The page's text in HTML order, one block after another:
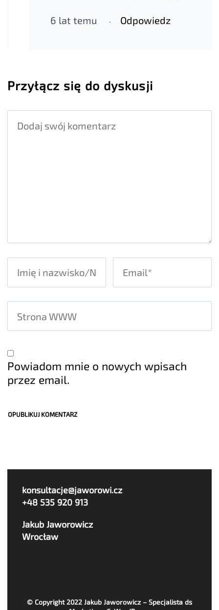
6 lat temu Odpowiedz
Przyłącz się do dyskusji
Powiadom mnie o nowych wpisach
przez email.
konsultacje@jaworowi.cz
+48 535 920 913
Jakub Jaworowicz
Wrocław
© Copyright 2022 Jakub Jaworowicz – Specjalista ds